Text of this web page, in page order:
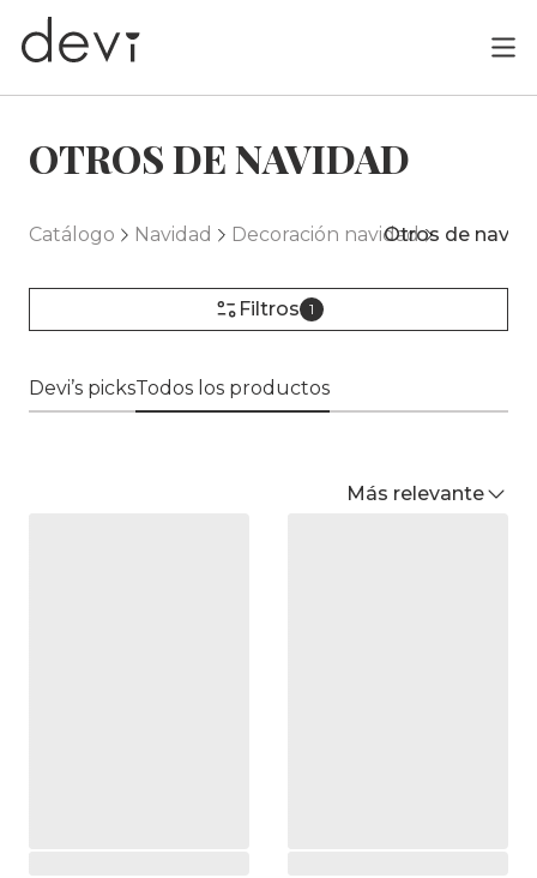
OTROS DE NAVIDAD
Catálogo Navidad Decoración navidadOtros de
Filtros 1
Devi’s picksTodos los productos
Más relevante